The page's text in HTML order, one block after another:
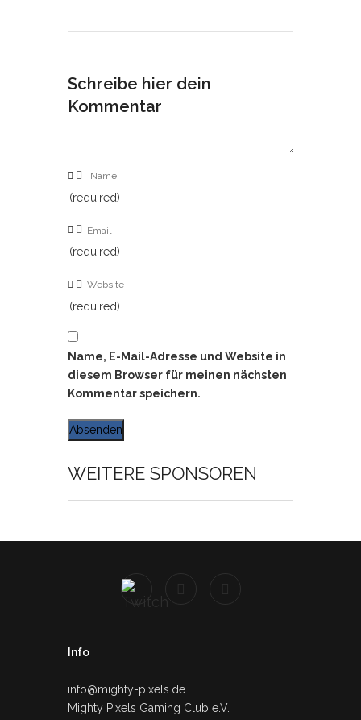
Schreibe hier dein
Kommentar
(required)
(required)
(required)
Name, E-Mail-Adresse und Website in
diesem Browser für meinen nächsten
Kommentar speichern.
WEITERE SPONSOREN
Info
info@mighty-pixels.de
Mighty P!xels Gaming Club e.V.